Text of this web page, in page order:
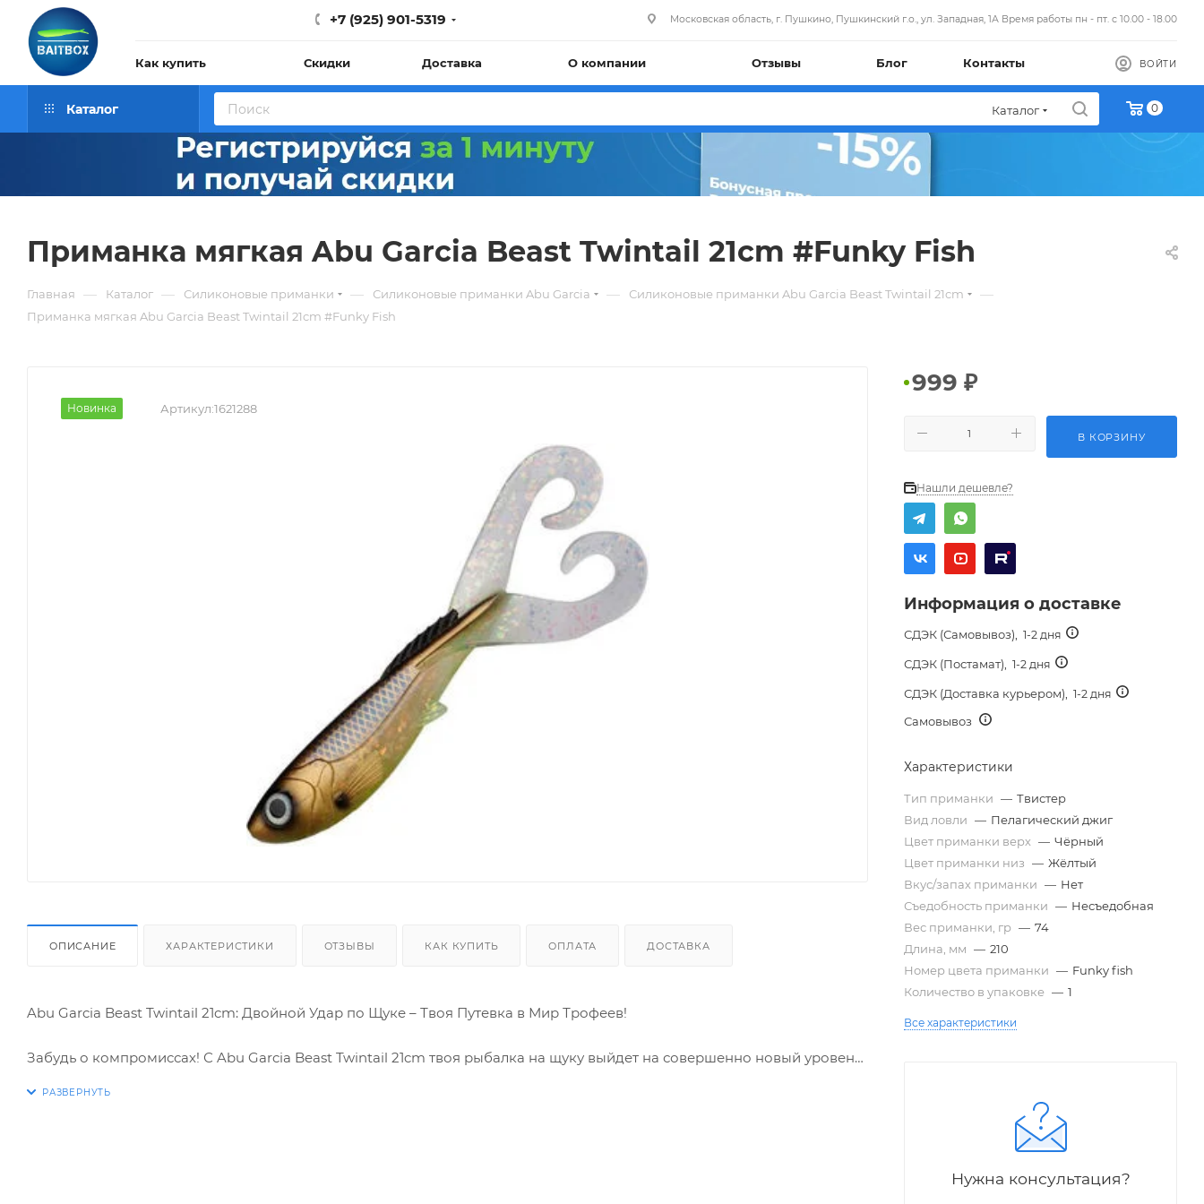
+7 (925) 901-5319 Московская область, г. Пушкино, Пушкинский г.о., ул. Западная, 1А Время работы пн - пт. с 10.00 - 18.00
Как купить Скидки Доставка О компании Отзывы Блог Контакты ВОЙТИ
Каталог Каталог 0
Приманка мягкая Abu Garcia Beast Twintail 21cm #Funky Fish
Главная — Каталог — Силиконовые приманки — Силиконовые приманки Abu Garcia — Силиконовые приманки Abu Garcia Beast Twintail 21cm —
Приманка мягкая Abu Garcia Beast Twintail 21cm #Funky Fish
Новинка Артикул:1621288
ОПИСАНИЕ ХАРАКТЕРИСТИКИ ОТЗЫВЫ КАК КУПИТЬ ОПЛАТА ДОСТАВКА
Abu Garcia Beast Twintail 21cm: Двойной Удар по Щуке – Твоя Путевка в Мир Трофеев!
Забудь о компромиссах! С Abu Garcia Beast Twintail 21cm твоя рыбалка на щуку выйдет на совершенно новый уровень.
999 ₽
В КОРЗИНУ
Нашли дешевле?
Информация о доставке
СДЭК (Самовывоз), 1-2 дня
СДЭК (Постамат), 1-2 дня
СДЭК (Доставка курьером), 1-2 дня
Самовывоз
Характеристики
Тип приманки — Твистер
Вид ловли — Пелагический джиг
Цвет приманки верх — Чёрный
Цвет приманки низ — Жёлтый
Вкус/запах приманки — Нет
Съедобность приманки — Несъедобная
Вес приманки, гр — 74
Длина, мм — 210
Номер цвета приманки — Funky fish
Количество в упаковке — 1
Все характеристики
Нужна консультация?